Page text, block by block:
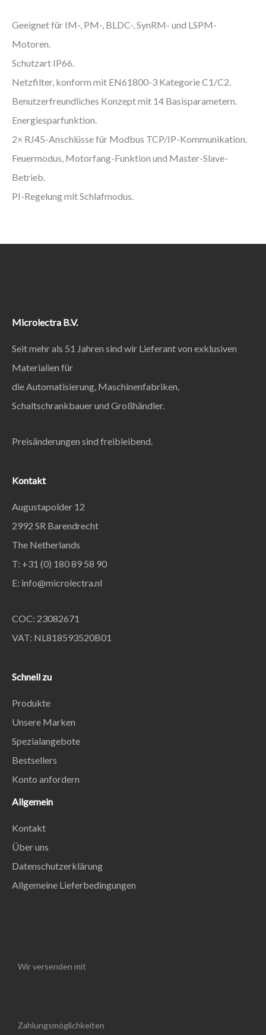
Geeignet für IM-, PM-, BLDC-, SynRM- und LSPM-
Motoren.
Schutzart IP66.
Netzfilter, konform mit EN61800-3 Kategorie C1/C2.
Benutzerfreundliches Konzept mit 14 Basisparametern.
Energiesparfunktion.
2× RJ45-Anschlüsse für Modbus TCP/IP-Kommunikation.
Feuermodus, Motorfang-Funktion und Master-Slave-
Betrieb.
PI-Regelung mit Schlafmodus.
Microlectra B.V.
Seit mehr als 51 Jahren sind wir Lieferant von exklusiven
Materialien für
die Automatisierung, Maschinenfabriken,
Schaltschrankbauer und Großhändler.
Preisänderungen sind freibleibend.
Kontakt
Augustapolder 12
2992 SR Barendrecht
The Netherlands
T: +31 (0) 180 89 58 90
E: info@microlectra.nl
COC: 23082671
VAT: NL818593520B01
Schnell zu
Produkte
Unsere Marken
Spezialangebote
Bestsellers
Konto anfordern
Allgemein
Kontakt
Über uns
Datenschutzerklärung
Allgemeine Lieferbedingungen
Wir versenden mit
Zahlungsmöglichkeiten